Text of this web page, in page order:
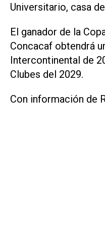
⁠Universitario, casa
El ganador de la
Concacaf ​obtendrá
Intercontinental de
Clubes del 2029.
Con información de